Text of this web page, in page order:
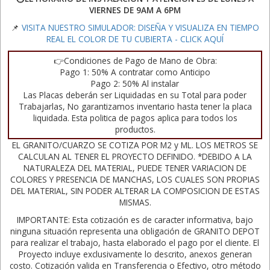
VIERNES DE 9AM A 6PM
📌 VISITA NUESTRO SIMULADOR: DISEÑA Y VISUALIZA EN TIEMPO
REAL EL COLOR DE TU CUBIERTA - CLICK AQUÍ
👉Condiciones de Pago de Mano de Obra:
Pago 1: 50% A contratar como Anticipo
Pago 2: 50% Al instalar
Las Placas deberán ser Liquidadas en su Total para poder
Trabajarlas, No garantizamos inventario hasta tener la placa
liquidada. Esta politica de pagos aplica para todos los
productos.
EL GRANITO/CUARZO SE COTIZA POR M2 y ML. LOS METROS SE
CALCULAN AL TENER EL PROYECTO DEFINIDO. *DEBIDO A LA
NATURALEZA DEL MATERIAL, PUEDE TENER VARIACION DE
COLORES Y PRESENCIA DE MANCHAS, LOS CUALES SON PROPIAS
DEL MATERIAL, SIN PODER ALTERAR LA COMPOSICION DE ESTAS
MISMAS.
IMPORTANTE: Esta cotización es de caracter informativa, bajo
ninguna situación representa una obligación de GRANITO DEPOT
para realizar el trabajo, hasta elaborado el pago por el cliente. El
Proyecto incluye exclusivamente lo descrito, anexos generan
costo. Cotización valida en Transferencia o Efectivo, otro método